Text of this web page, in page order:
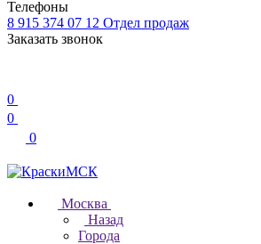
Телефоны
8 915 374 07 12 Отдел продаж
Заказать звонок
0
0
0
Москва
Назад
Города